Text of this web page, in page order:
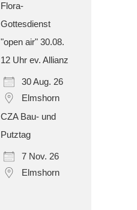
Flora-
Gottesdienst
"open air" 30.08.
12 Uhr ev. Allianz
30 Aug. 26
Elmshorn
CZA Bau- und
Putztag
7 Nov. 26
Elmshorn